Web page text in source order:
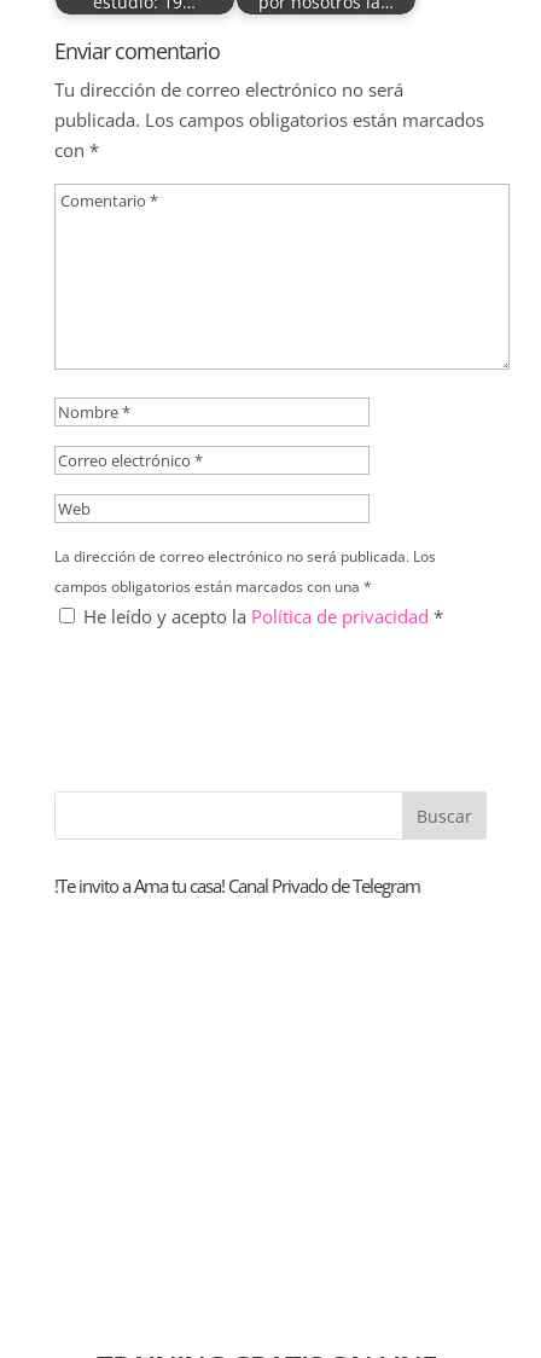
Enviar comentario
Tu dirección de correo electrónico no será
publicada. Los campos obligatorios están marcados
con *
La dirección de correo electrónico no será publicada. Los
campos obligatorios están marcados con una *
He leído y acepto la Política de privacidad *
!Te invito a Ama tu casa! Canal Privado de Telegram